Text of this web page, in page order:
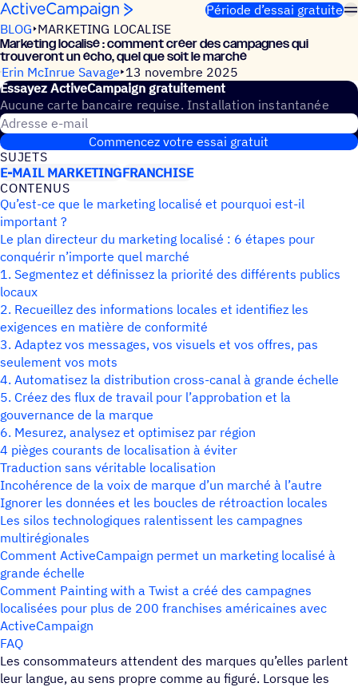
Passer au contenu
Période d’essai gratuite
BLOG MARKETING LOCALISE
Marke­ting loca­lisé : comment créer des campagnes qui
trou­ve­ront un écho, quel que soit le marché
Erin McInrue Savage 13 novembre 2025
Essayez ActiveCampaign gratuitement
Aucune carte bancaire requise. Installation instantanée
Adresse e-mail
Commencez votre essai gratuit
SUJETS
E-MAIL MARKETINGFRANCHISE
CONTE­NUS
Qu’est-ce que le marketing localisé et pourquoi est-il
important ?
Le plan directeur du marketing localisé : 6 étapes pour
conquérir n’importe quel marché
1. Segmentez et définissez la priorité des différents publics
locaux
2. Recueillez des informations locales et identifiez les
exigences en matière de conformité
3. Adaptez vos messages, vos visuels et vos offres, pas
seulement vos mots
4. Automatisez la distribution cross-canal à grande échelle
5. Créez des flux de travail pour l’approbation et la
gouvernance de la marque
6. Mesurez, analysez et optimisez par région
4 pièges courants de localisation à éviter
Traduction sans véritable localisation
Incohérence de la voix de marque d’un marché à l’autre
Ignorer les données et les boucles de rétroaction locales
Les silos technologiques ralentissent les campagnes
multirégionales
Comment ActiveCampaign permet un marketing localisé à
grande échelle
Comment Painting with a Twist a créé des campagnes
localisées pour plus de 200 franchises américaines avec
ActiveCampaign
FAQ
Les consommateurs attendent des marques qu’elles parlent
leur langue, au sens propre comme au figuré. Lorsque les